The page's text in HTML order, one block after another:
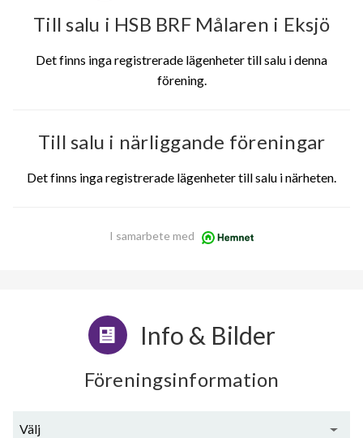
Till salu i HSB BRF Målaren i Eksjö
Det finns inga registrerade lägenheter till salu i denna
förening.
Till salu i närliggande föreningar
Det finns inga registrerade lägenheter till salu i närheten.
I samarbete med
Info & Bilder
Föreningsinformation
Välj